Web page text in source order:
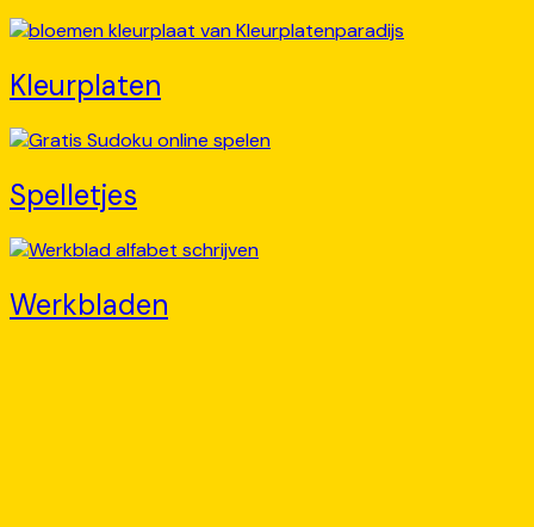
Kleurplaten
Spelletjes
Werkbladen